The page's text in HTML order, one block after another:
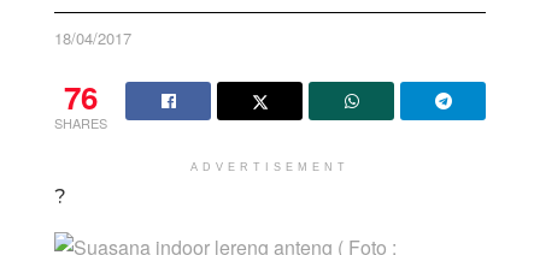
18/04/2017
76
SHARES
ADVERTISEMENT
?